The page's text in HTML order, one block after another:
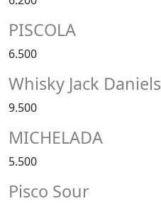
PISCOLA
6.500
Whisky Jack Daniels
9.500
MICHELADA
5.500
Pisco Sour